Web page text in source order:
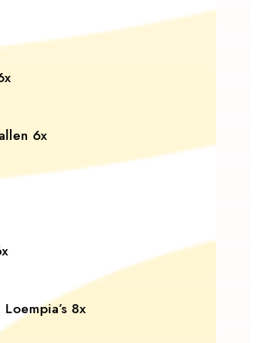
6x
8x